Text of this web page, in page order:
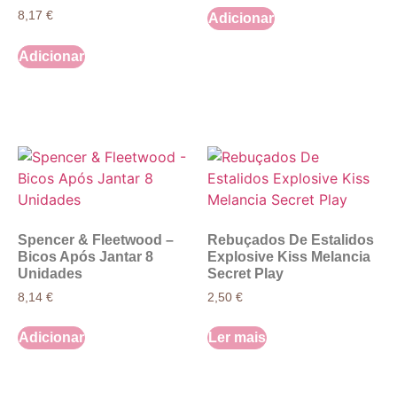
8,17 €
Adicionar
Adicionar
Spencer & Fleetwood –
Bicos Após Jantar 8
Unidades
8,14 €
Adicionar
Rebuçados De Estalidos
Explosive Kiss Melancia
Secret Play
2,50 €
Ler mais